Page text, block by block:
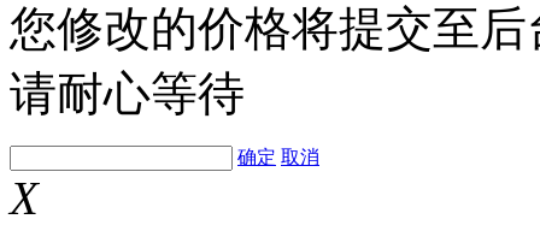
您修改的价格将提交至
请耐心等待
确定 取消
X